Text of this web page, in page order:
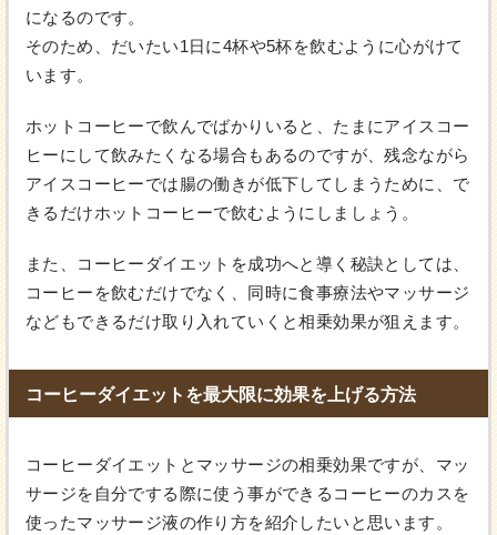
になるのです。
そのため、だいたい1日に4杯や5杯を飲むように心がけて
います。
ホットコーヒーで飲んでばかりいると、たまにアイスコー
ヒーにして飲みたくなる場合もあるのですが、残念ながら
アイスコーヒーでは腸の働きが低下してしまうために、で
きるだけホットコーヒーで飲むようにしましょう。
また、コーヒーダイエットを成功へと導く秘訣としては、
コーヒーを飲むだけでなく、同時に食事療法やマッサージ
などもできるだけ取り入れていくと相乗効果が狙えます。
コーヒーダイエットを最大限に効果を上げる方法
コーヒーダイエットとマッサージの相乗効果ですが、マッ
サージを自分でする際に使う事ができるコーヒーのカスを
使ったマッサージ液の作り方を紹介したいと思います。